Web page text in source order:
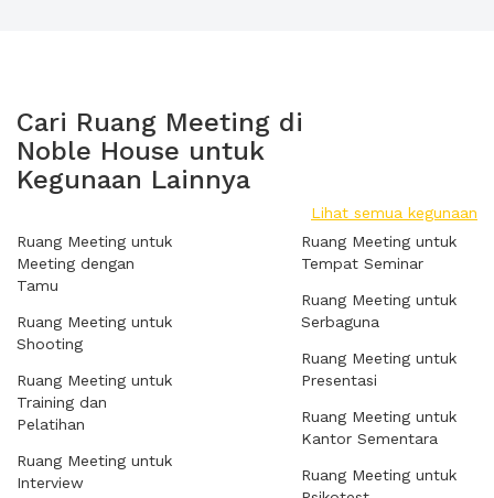
Cari Ruang Meeting di
Noble House untuk
Kegunaan Lainnya
Lihat semua kegunaan
Ruang Meeting untuk
Meeting dengan
Tamu
Ruang Meeting untuk
Shooting
Ruang Meeting untuk
Training dan
Pelatihan
Ruang Meeting untuk
Interview
Ruang Meeting untuk
Tempat Seminar
Ruang Meeting untuk
Serbaguna
Ruang Meeting untuk
Presentasi
Ruang Meeting untuk
Kantor Sementara
Ruang Meeting untuk